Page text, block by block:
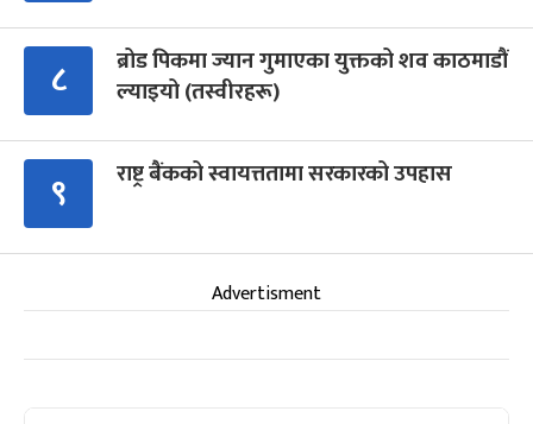
८
ब्रोड पिकमा ज्यान गुमाएका युक्तको शव काठमाडौं
ल्याइयो (तस्वीरहरू)
९ राष्ट्र बैंकको स्वायत्ततामा सरकारको उपहास
Advertisment